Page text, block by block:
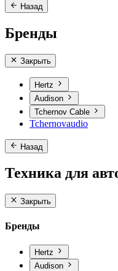
Назад
Бренды
Закрыть
Hertz
Audison
Tchernov Cable
Tchernovaudio
Назад
Техника для
Закрыть
Бренды
Hertz
Audison